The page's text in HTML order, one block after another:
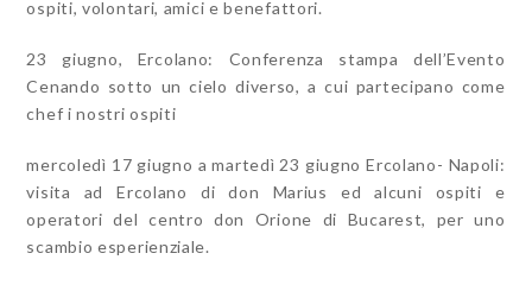
ospiti, volontari, amici e benefattori.
23 giugno, Ercolano: Conferenza stampa dell’Evento
Cenando sotto un cielo diverso, a cui partecipano come
chef i nostri ospiti
mercoledì 17 giugno a martedì 23 giugno Ercolano- Napoli:
visita ad Ercolano di don Marius ed alcuni ospiti e
operatori del centro don Orione di Bucarest, per uno
scambio esperienziale.